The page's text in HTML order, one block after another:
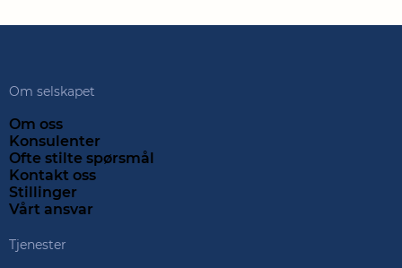
Om selskapet
Om oss
Konsulenter
Ofte stilte spørsmål
Kontakt oss
Stillinger
Vårt ansvar
Tjenester